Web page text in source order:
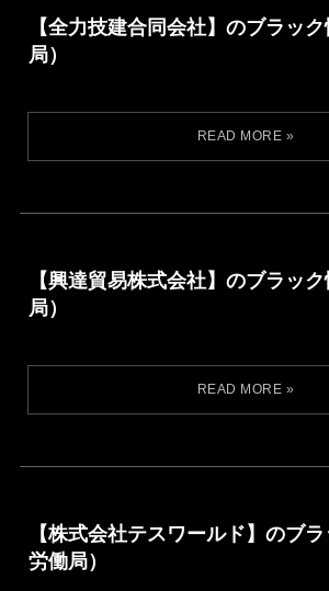
【全力技建合同会社】のブラッ
局）
【興達貿易株式会社】のブラッ
局）
【株式会社テスワールド】のブ
労働局）